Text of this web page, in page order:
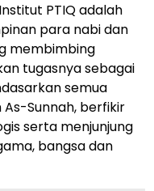
PTIQ adalah
para nabi dan
membimbing
tugasnya sebagai
semua
Sunnah, berfikir
serta menjunjung
bangsa dan